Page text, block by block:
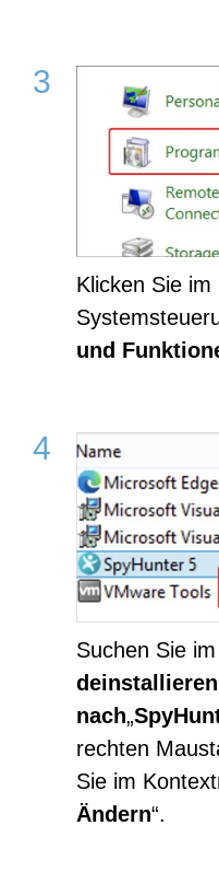
Klicken Sie
und
Suchen Sie
nach„
rechten
Sie im
Ändern“.